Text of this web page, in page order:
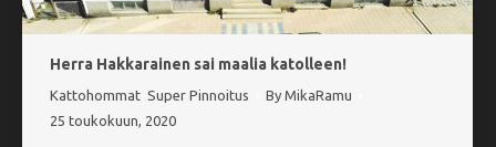
Herra Hakkarainen sai maalia katolleen!
Kattohommat Super Pinnoitus By MikaRamu
25 toukokuun, 2020